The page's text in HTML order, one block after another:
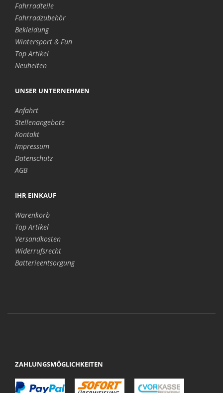
Fahrradteile
Fahrradzubehör
Bekleidung
Wintersport & Fun
Top Artikel
Neuheiten
UNSER UNTERNEHMEN
Anfahrt
Stellenangebote
Kontakt
Impressum
Datenschutz
AGB
IHR EINKAUF
Warenkorb
Top Artikel
Versandkosten
Widerrufsrecht
Batterieentsorgung
ZAHLUNGSMÖGLICHKEITEN